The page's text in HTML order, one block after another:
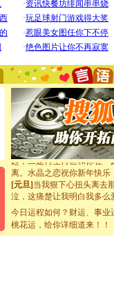
[圣诞节] 圣诞节到了，想想
你太多，只有给你五千万
要平安！千万要知足！千
[圣诞节]不只这样的日子才
天都要快乐噢!
[圣诞节]奉上一颗祝福的心,
如意,快乐,鲜花,一切美好的
[元旦]看到你我会触电；看
断电。爱你是我职业，想
你是我专业！水晶之恋祝你
[元旦]如果上天让我许三个
起；二是再生再世和你在
离。水晶之恋祝你新年快乐
[元旦] 当我狠下心扭头离去
泣，这痛楚让我明白我多
卖了。水晶之恋祝你新年快
[春节]风柔雨润好月圆，半
颜！冬去春来似水如烟，
道一声平安！新年吉祥万事
今日运程如何？财运、事业
桃花运，给你详细道来！！